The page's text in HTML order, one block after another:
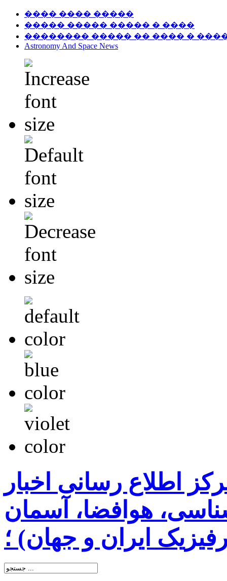
���� ���� �����
����� ����� ����� � ����
�������� ����� �� ���� �
Astronomy And Space News
اطلاع رسانی اخبار
هوافضا، آسمان
ایران و جهان) ؛